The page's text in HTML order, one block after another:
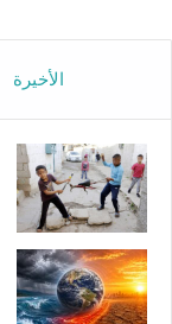
الأخيرة